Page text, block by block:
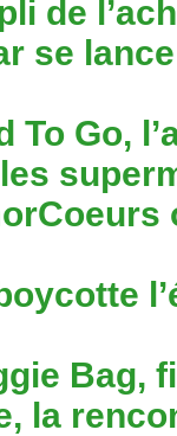
de
se
To Go,
Bag,
la